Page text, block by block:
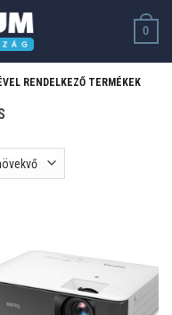
0
RENDELKEZŐ TERMÉKEK